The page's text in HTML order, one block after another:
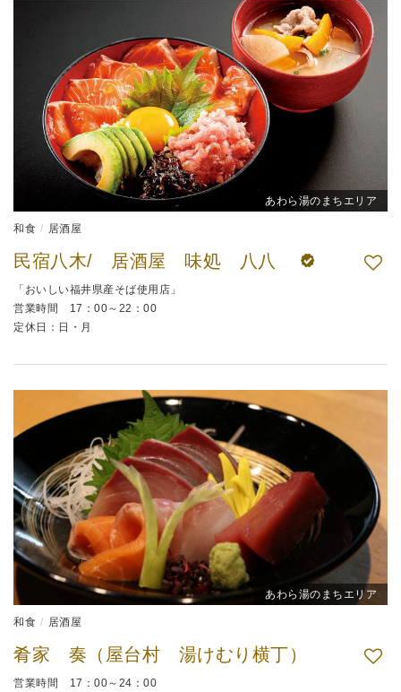
あわら湯のまちエリア
和食 居酒屋
民宿八木/ 居酒屋 味処 八八
「おいしい福井県産そば使用店」
営業時間 17：00～22：00
定休日：日・月
あわら湯のまちエリア
和食 居酒屋
肴家 奏（屋台村 湯けむり横丁）
営業時間 17：00～24：00